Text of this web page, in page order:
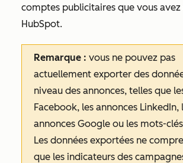
comptes publicitaires que vous avez
HubSpot.
Remarque : vous ne pouvez pas
actuellement exporter des
niveau des annonces, telles que
Facebook, les annonces LinkedIn,
annonces Google ou les mots-
Les données exportées ne
que les indicateurs des